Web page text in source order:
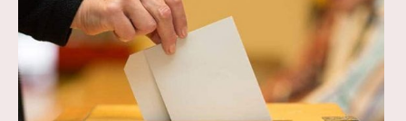
Aydınlanma ve Eğitim
Eko-Sosyal Gelişim